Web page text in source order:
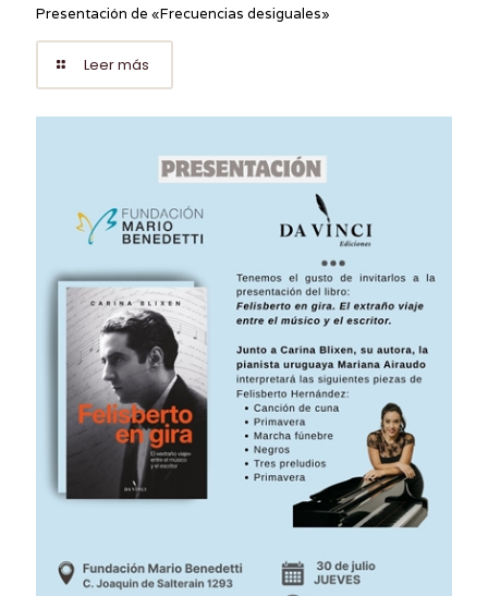
Presentación de «Frecuencias desiguales»
Leer más